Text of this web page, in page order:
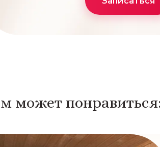
может